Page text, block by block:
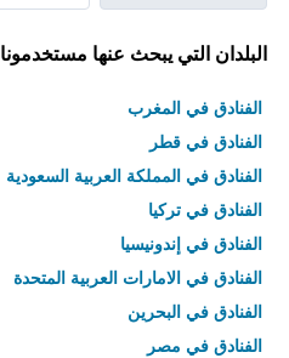
البلدان التي يبحث عنها مستخدمونا
الفنادق في المغرب
الفنادق في قطر
الفنادق في المملكة العربية السعودية
الفنادق في تركيا
الفنادق في إندونيسيا
الفنادق في الامارات العربية المتحدة
الفنادق في البحرين
الفنادق في مصر